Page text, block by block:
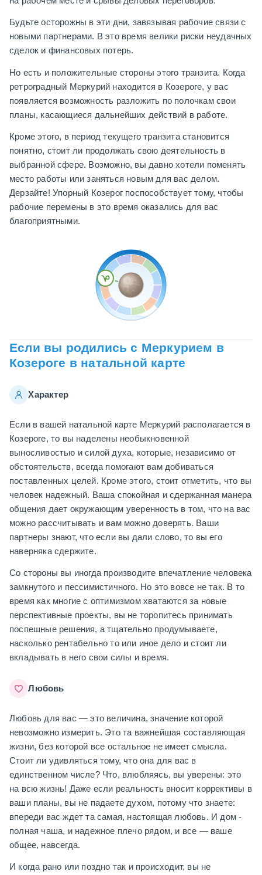
Будьте осторожны в эти дни, завязывая рабочие связи с
новыми партнерами. В это время велики риски неудачных
сделок и финансовых потерь.
Но есть и положительные стороны этого транзита. Когда
ретроградный Меркурий находится в Козероге, у вас
появляется возможность разложить по полочкам свои
планы, касающиеся дальнейших действий в работе.
Кроме этого, в период текущего транзита становится
понятно, стоит ли продолжать свою деятельность в
выбранной сфере. Возможно, вы давно хотели поменять
место работы или заняться новым для вас делом.
Дерзайте! Упорный Козерог поспособствует тому, чтобы
рабочие перемены в это время оказались для вас
благоприятными.
Если вы родились с Меркурием в
Козероге в натальной карте
Характер
Если в вашей натальной карте Меркурий располагается в
Козероге, то вы наделены необыкновенной
выносливостью и силой духа, которые, независимо от
обстоятельств, всегда помогают вам добиваться
поставленных целей. Кроме этого, стоит отметить, что вы
человек надежный. Ваша спокойная и сдержанная манера
общения дает окружающим уверенность в том, что на вас
можно рассчитывать и вам можно доверять. Ваши
партнеры знают, что если вы дали слово, то вы его
наверняка сдержите.
Со стороны вы иногда производите впечатление человека
замкнутого и пессимистичного. Но это вовсе не так. В то
время как многие с оптимизмом хватаются за новые
перспективные проекты, вы не торопитесь принимать
поспешные решения, а тщательно продумываете,
насколько рентабельно то или иное дело и стоит ли
вкладывать в него свои силы и время.
Любовь
Любовь для вас — это величина, значение которой
невозможно измерить. Это та важнейшая составляющая
жизни, без которой все остальное не имеет смысла.
Стоит ли удивляться тому, что она для вас в
единственном числе? Что, влюбляясь, вы уверены: это
на всю жизнь! Даже если реальность вносит коррективы в
ваши планы, вы не падаете духом, потому что знаете:
впереди вас ждет та самая, настоящая любовь. И дом -
полная чаша, и надежное плечо рядом, и все — ваше
общее, навсегда.
И когда рано или поздно так и происходит, вы не